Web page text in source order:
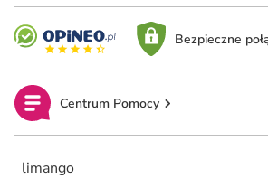
Bezpieczne
Centrum Pomocy
limango